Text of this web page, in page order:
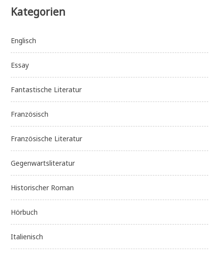
Kategorien
Englisch
Essay
Fantastische Literatur
Französisch
Französische Literatur
Gegenwartsliteratur
Historischer Roman
Hörbuch
Italienisch